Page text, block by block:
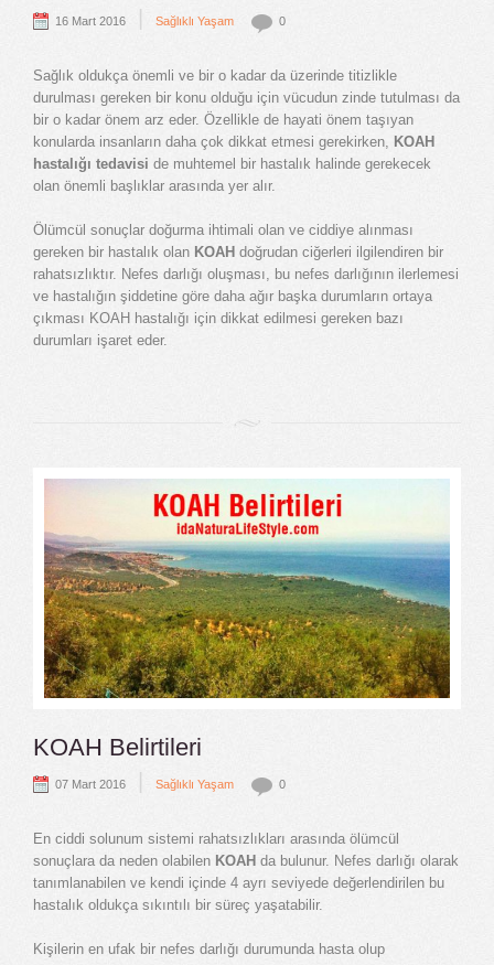
16 Mart 2016 Sağlıklı Yaşam 0
Sağlık oldukça önemli ve bir o kadar da üzerinde titizlikle
durulması gereken bir konu olduğu için vücudun zinde tutulması da
bir o kadar önem arz eder. Özellikle de hayati önem taşıyan
konularda insanların daha çok dikkat etmesi gerekirken, KOAH
hastalığı tedavisi de muhtemel bir hastalık halinde gerekecek
olan önemli başlıklar arasında yer alır.
Ölümcül sonuçlar doğurma ihtimali olan ve ciddiye alınması
gereken bir hastalık olan KOAH doğrudan ciğerleri ilgilendiren bir
rahatsızlıktır. Nefes darlığı oluşması, bu nefes darlığının ilerlemesi
ve hastalığın şiddetine göre daha ağır başka durumların ortaya
çıkması KOAH hastalığı için dikkat edilmesi gereken bazı
durumları işaret eder.
KOAH Belirtileri
07 Mart 2016 Sağlıklı Yaşam 0
En ciddi solunum sistemi rahatsızlıkları arasında ölümcül
sonuçlara da neden olabilen KOAH da bulunur. Nefes darlığı olarak
tanımlanabilen ve kendi içinde 4 ayrı seviyede değerlendirilen bu
hastalık oldukça sıkıntılı bir süreç yaşatabilir.
Kişilerin en ufak bir nefes darlığı durumunda hasta olup